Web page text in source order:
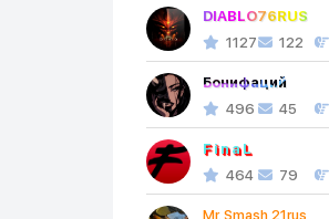
DIABLO76RUS
1127
122
Бонифаций
496
45
FinaL
464
79
Mr. Smash 21rus